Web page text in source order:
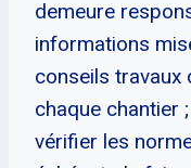
demeure
informations
conseils travaux
chaque chantier
vérifier les